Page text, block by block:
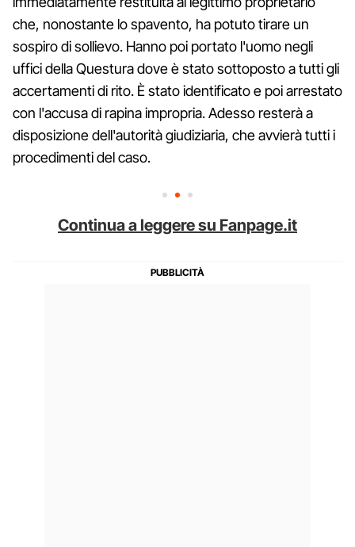
che, nonostante lo spavento, ha potuto tirare un
sospiro di sollievo. Hanno poi portato l'uomo negli
uffici della Questura dove è stato sottoposto a tutti gli
accertamenti di rito. È stato identificato e poi arrestato
con l'accusa di rapina impropria. Adesso resterà a
disposizione dell'autorità giudiziaria, che avvierà tutti i
procedimenti del caso.
Continua a leggere su Fanpage.it